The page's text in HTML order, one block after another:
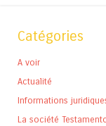
Catégories
A voir
Actualité
Informations
La société